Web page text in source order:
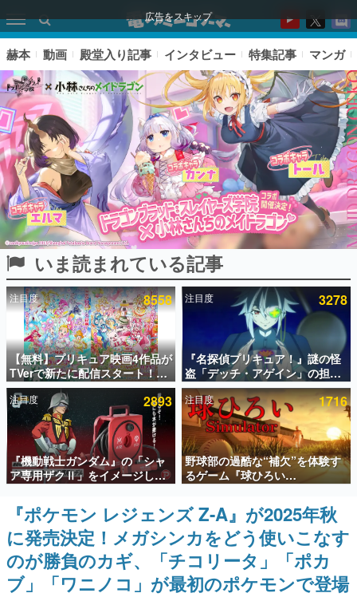
広告をスキップ
ピックアップ
電ファミのいま読まれている記事ランキング
アプリセール情報
インタビュー
連載・特集一覧
殿堂入り記事
SNS拡散数が数千以上！ ページビュー数万以上！ などな
ど。多くの人々に読まれた、電ファミ渾身の“殿堂入り”記
事をまとめました。
ゲームの企画書
名作ゲームクリエイターの方々に製作時のエピソードをお
聞きし、ヒットする企画（ゲーム）とは何か？を探ってい
きます。
赫本
この物語を解いてはいけない。『赫本』は、〈試験問題〉
赫本 動画 殿堂入り記事 インタビュー 特集記事 マンガ
いま読まれている記事
注目度 8558
【無料】プリキュア映画4作品が
TVerで新たに配信スタート！な
んと2018年～2024年の映画ほぼ
すべてが見放題に、ぶっちゃけ
ありえないラインナップ
注目度 3278
『名探偵プリキュア！』謎の怪
盗「デッチ・アゲイン」の担当
キャストは天﨑滉平さんと判
明。『Re:ゼロから始める異世
界生活』オットー役、『ヒプノ
シスマイク』山田三郎役など
注目度 2893
『機動戦士ガンダム』の「シャ
ア専用ザクⅡ」をイメージした
散水ホースリールが予約開始。
本体にはシャアのパーソナルマ
ークやジオン公国軍のエンブレ
ム、型式番号などを配置
注目度 1716
野球部の過酷な“補欠”を体験す
るゲーム『球ひろい
Simulator』が「1件」のウィッ
シュリストをもとにチェコ語に
対応しSNSで話題に。『キング
ダム・カム』開発元やチェコの
プロ野球選手から称賛の声
『ポケモン レジェンズ Z-A』が2025年秋
に発売決定！メガシンカをどう使いこなす
のが勝負のカギ、「チコリータ」「ポカ
ブ」「ワニノコ」が最初のポケモンで登場